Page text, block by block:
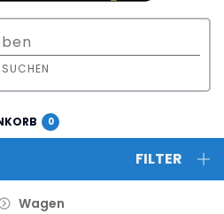
SUCHEN
0
FILTER
Wagen